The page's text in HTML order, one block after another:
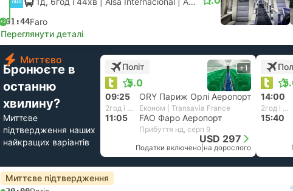
+201:44Faro
Переглянути деталі
Миттєво
Бронюєте в
останню
хвилину?
Миттєве
підтвердження наших
найкращих варіантів
Політ
5.0
+1
09:25 ORY Париж Орлі Аеропорт
2год і 40хв Економ | Transavia France
11:05 FAO Фаро Аеропорт
Прибуття нд, серп 9
USD 297
Податки включено на дорослого
14:00
2год і 40хв
15:40
Миттєве підтвердження